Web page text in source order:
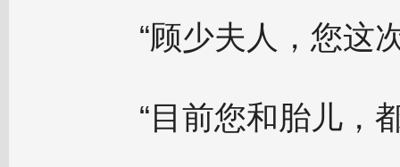
“顾少夫人，您这
“目前您和胎儿，